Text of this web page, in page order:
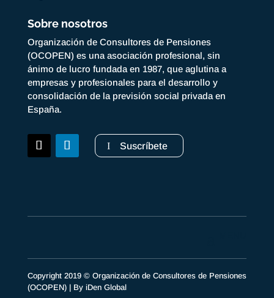
Sobre nosotros
Organización de Consultores de Pensiones
(OCOPEN) es una asociación profesional, sin
ánimo de lucro fundada en 1987, que aglutina a
empresas y profesionales para el desarrollo y
consolidación de la previsión social privada en
España.
Suscríbete
Copyright 2019 © Organización de Consultores de Pensiones
(OCOPEN) | By iDen Global